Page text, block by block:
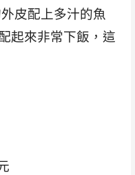
皮配上多汁的魚
起來非常下飯，這